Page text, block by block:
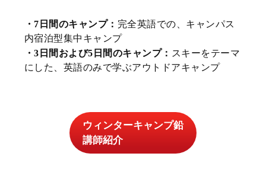
・7日間のキャンプ： 完全英語での、キャンパス
内宿泊型集中キャンプ
・3日間および5日間のキャンプ： スキーをテーマ
にした、英語のみで学ぶアウトドアキャンプ
ウィンターキャンプ鉛
講師紹介